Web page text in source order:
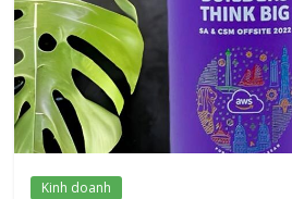
xứ
Thanh
Kinh doanh